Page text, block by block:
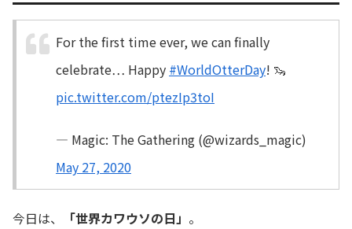
For the first time ever, we can finally
celebrate… Happy #WorldOtterDay! 🦦
pic.twitter.com/ptezIp3toI
— Magic: The Gathering (@wizards_magic)
May 27, 2020
今日は、 「世界カワウソの日」 。